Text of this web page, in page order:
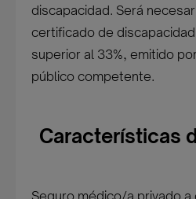
discapacidad. Será
certificado de
superior al 33%, emitido
público competente.
Características
Seguro médico/a privado